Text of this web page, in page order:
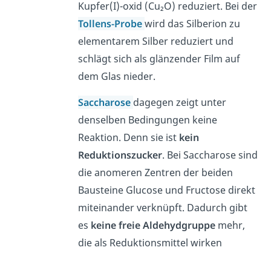
Kupfer(I)-oxid (Cu₂O) reduziert. Bei der
Tollens-Probewird das Silberion zu
elementarem Silber reduziert und
schlägt sich als glänzender Film auf
dem Glas nieder.
Saccharose dagegen zeigt unter
denselben Bedingungen keine
Reaktion. Denn sie ist kein
Reduktionszucker. Bei Saccharose sind
die anomeren Zentren der beiden
Bausteine Glucose und Fructose direkt
miteinander verknüpft. Dadurch gibt
es keine freie Aldehydgruppemehr,
die als Reduktionsmittel wirken